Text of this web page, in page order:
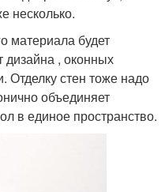
несколько.
материала будет
дизайна , оконных
Отделку стен тоже надо
объединяет
в единое пространство.